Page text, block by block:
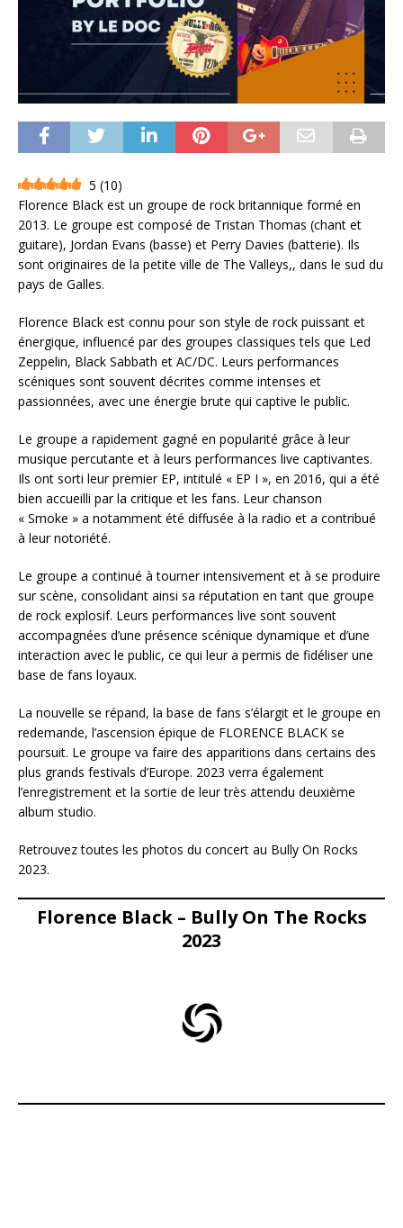
5 (10)
Florence Black est un groupe de rock britannique formé en
2013. Le groupe est composé de Tristan Thomas (chant et
guitare), Jordan Evans (basse) et Perry Davies (batterie). Ils
sont originaires de la petite ville de The Valleys,, dans le sud du
pays de Galles.
Florence Black est connu pour son style de rock puissant et
énergique, influencé par des groupes classiques tels que Led
Zeppelin, Black Sabbath et AC/DC. Leurs performances
scéniques sont souvent décrites comme intenses et
passionnées, avec une énergie brute qui captive le public.
Le groupe a rapidement gagné en popularité grâce à leur
musique percutante et à leurs performances live captivantes.
Ils ont sorti leur premier EP, intitulé « EP I », en 2016, qui a été
bien accueilli par la critique et les fans. Leur chanson
« Smoke » a notamment été diffusée à la radio et a contribué
à leur notoriété.
Le groupe a continué à tourner intensivement et à se produire
sur scène, consolidant ainsi sa réputation en tant que groupe
de rock explosif. Leurs performances live sont souvent
accompagnées d’une présence scénique dynamique et d’une
interaction avec le public, ce qui leur a permis de fidéliser une
base de fans loyaux.
La nouvelle se répand, la base de fans s’élargit et le groupe en
redemande, l’ascension épique de FLORENCE BLACK se
poursuit. Le groupe va faire des apparitions dans certains des
plus grands festivals d’Europe. 2023 verra également
l’enregistrement et la sortie de leur très attendu deuxième
album studio.
Retrouvez toutes les photos du concert au Bully On Rocks
2023.
Florence Black – Bully On The Rocks
2023